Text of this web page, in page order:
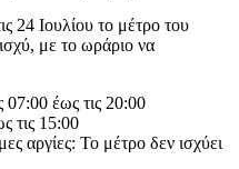
24 Ιουλίου το μέτρο του
με το ωράριο να
07:00 έως τις 20:00
τις 15:00
αργίες: Το μέτρο δεν ισχύει